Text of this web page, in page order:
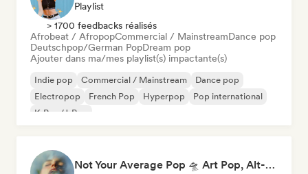
Playlist
> 1700 feedbacks réalisés
Afrobeat / AfropopCommercial / MainstreamDance pop
Deutschpop/German PopDream pop
Ajouter dans ma/mes playlist(s) impactante(s)
Indie pop Commercial / Mainstream
Dance pop
Electropop
French Pop Hyperpop
Pop international
K-Pop/J-Pop
Not Your Average Pop 🛸 Art Pop, Alt-Pop & Indie Pop